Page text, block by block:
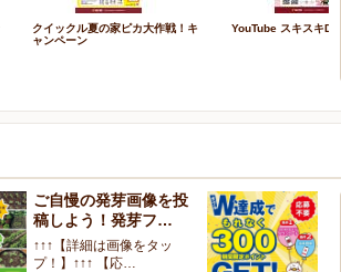
クイックル夏の家ピカ大作戦！キ
ャンペーン
YouTube スキスキ
ご自慢の発芽画像を投
稿しよう！発芽フ…
↑↑↑【詳細は画像をタッ
プ！】↑↑↑ 【応…